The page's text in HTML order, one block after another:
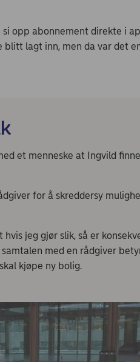
opp abonnement direkte i
lagt inn, men da var det
et menneske at Ingvild
for å skreddersy
jeg gjør slik, så er
med en rådgiver
kjøpe ny bolig.